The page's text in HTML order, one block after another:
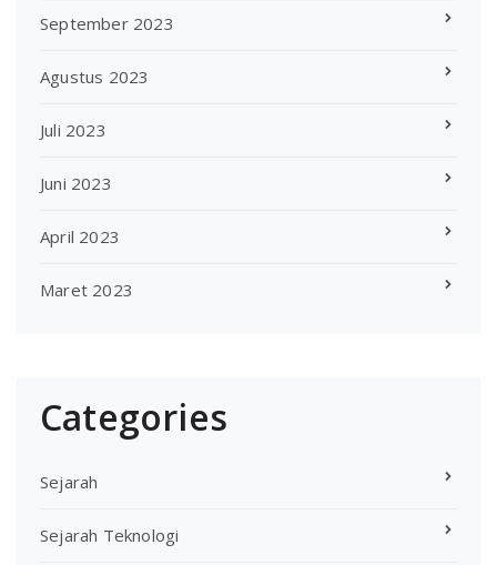
September 2023
Agustus 2023
Juli 2023
Juni 2023
April 2023
Maret 2023
Categories
Sejarah
Sejarah Teknologi